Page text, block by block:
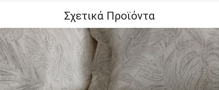
Σχετικά Προϊόντα